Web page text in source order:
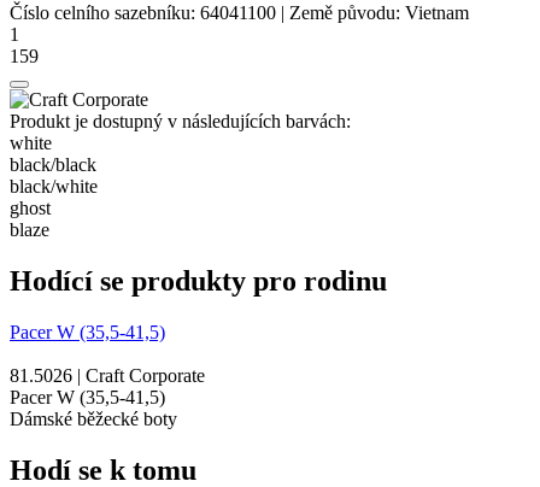
Číslo celního sazebníku: 64041100 | Země původu: Vietnam
1
159
Produkt je dostupný v následujících barvách:
white
black/​black
black/​white
ghost
blaze
Hodící se produkty pro rodinu
Pacer W (35,5-41,5)
81.5026 | Craft Corporate
Pacer W (35,5-41,5)
Dámské běžecké boty
Hodí se k tomu